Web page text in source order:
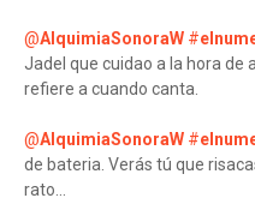
@AlquimiaSonoraW #
Jadel que cuidao a la hora de
refiere a cuando canta.
@AlquimiaSonoraW #
de bateria. Verás tú que
rato...